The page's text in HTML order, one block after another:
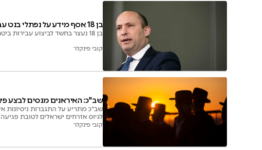
בן 18 אסף מידע על נפתלי בנט עבור האיראנים
בן 18 נעצר בחשד לביצוע עבירות ביטחוניות לאחר שהוחשד כמי שביצע איסוף מודיעין בעת שבנט אושפז בבית החולים
קובי פינקלר
שב"כ: האיראנים מנסים לבצע
שב"כ מתריע על התגברות ניסיונות
לגיוס אזרחים ישראלים לטובת
קובי פינקלר